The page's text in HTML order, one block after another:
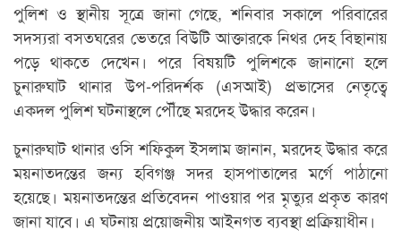
পুলিশ ও স্থানীয় সূত্রে জানা গেছে, শনিবার সকালে পরিবারের
সদস্যরা বসতঘরের ভেতরে বিউটি আক্তারকে নিথর দেহ বিছানায়
পড়ে থাকতে দেখেন। পরে বিষয়টি পুলিশকে জানানো হলে
চুনারুঘাট থানার উপ-পরিদর্শক (এসআই) প্রভাসের নেতৃত্বে
একদল পুলিশ ঘটনাস্থলে পৌঁছে মরদেহ উদ্ধার করেন।
চুনারুঘাট থানার ওসি শফিকুল ইসলাম জানান, মরদেহ উদ্ধার করে
ময়নাতদন্তের জন্য হবিগঞ্জ সদর হাসপাতালের মর্গে পাঠানো
হয়েছে। ময়নাতদন্তের প্রতিবেদন পাওয়ার পর মৃত্যুর প্রকৃত কারণ
জানা যাবে। এ ঘটনায় প্রয়োজনীয় আইনগত ব্যবস্থা প্রক্রিয়াধীন।